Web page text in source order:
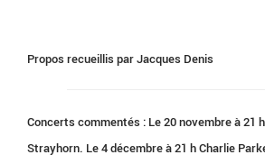
Propos recueillis par Jacques Denis
Concerts commentés : Le 20 novembre à 21
Strayhorn. Le 4 décembre à 21 h Charlie